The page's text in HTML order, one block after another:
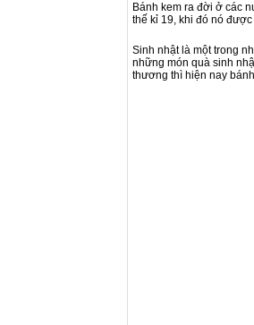
Bánh kem ra đời ở các
thế kỉ 19, khi đó nó
Sinh nhật là một trong
những món quà sinh
thương thì hiện nay